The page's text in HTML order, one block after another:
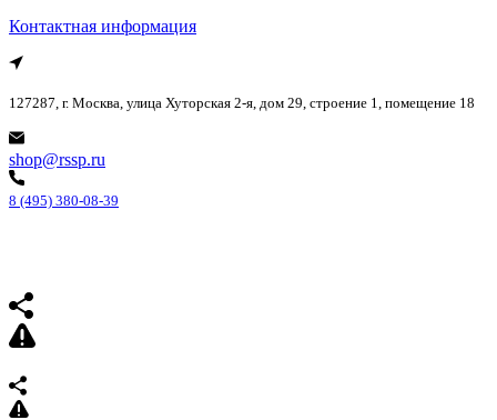
Контактная информация
127287, г. Москва, улица Хуторская 2-я, дом 29, строение 1, помещение 18
shop@rssp.ru
8 (495) 380-08-39